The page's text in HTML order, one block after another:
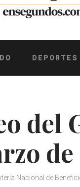
DEPORTES
del
de
Nacional de